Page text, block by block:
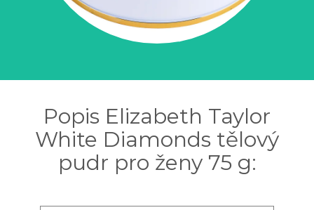
Popis Elizabeth Taylor
White Diamonds tělový
pudr pro ženy 75 g: